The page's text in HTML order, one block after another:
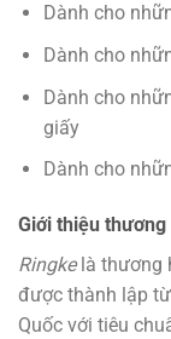
Dành cho
Dành cho
Dành cho
giấy
Dành cho
Giới thiệu
Ringkelà thương
được thành lập
Quốc với tiêu